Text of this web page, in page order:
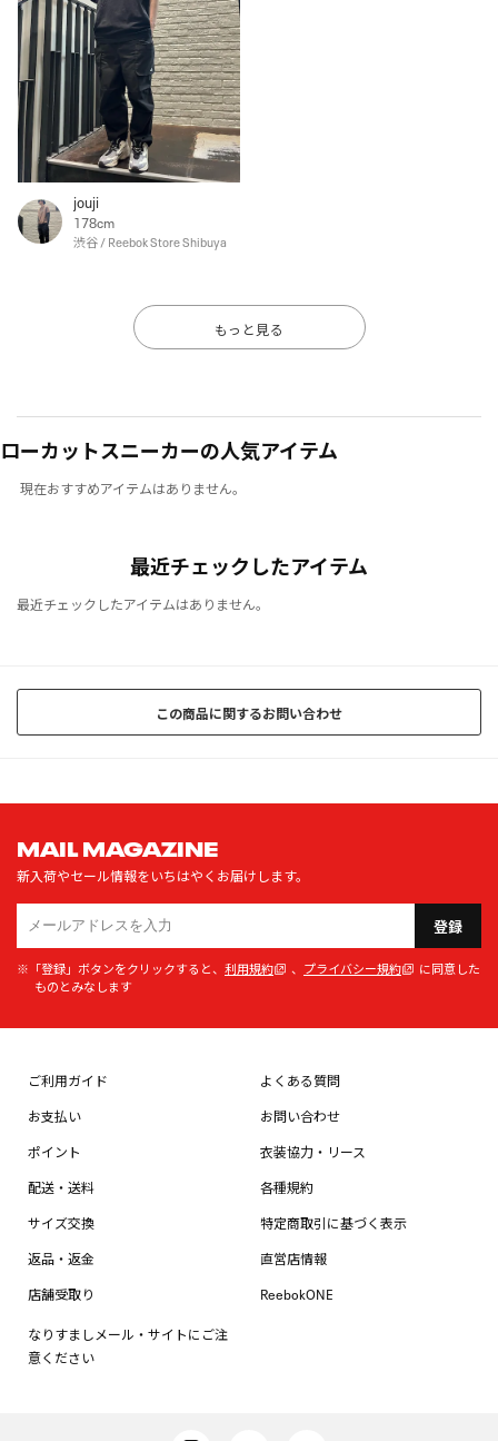
jouji
178cm
渋谷 / Reebok Store Shibuya
もっと見る
ローカットスニーカーの人気アイテム
現在おすすめアイテムはありません。
最近チェックしたアイテム
最近チェックしたアイテムはありません。
この商品に関するお問い合わせ
MAIL MAGAZINE
新入荷やセール情報をいちはやくお届けします。
登録
※「登録」ボタンをクリックすると、 利用規約 、 プライバシー規約
に同意した
ものとみなします
ご利用ガイド
お支払い
ポイント
配送・送料
サイズ交換
返品・返金
店舗受取り
なりすましメール・サイトにご注
意ください
よくある質問
お問い合わせ
衣装協力・リース
各種規約
特定商取引に基づく表示
直営店情報
ReebokONE